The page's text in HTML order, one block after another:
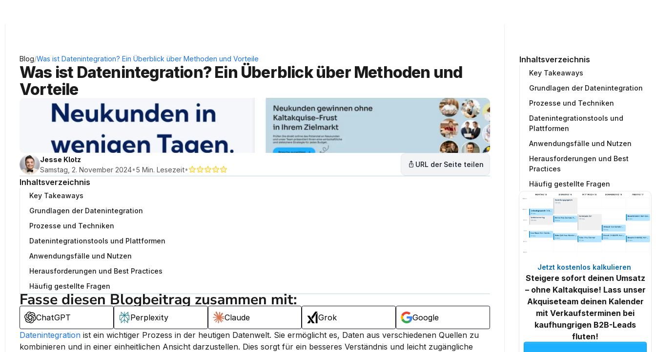
Inhaltsverzeichnis
Key Takeaways
Grundlagen der Datenintegration
Prozesse und Techniken
Datenintegrationstools und
Plattformen
Anwendungsfälle und Nutzen
Herausforderungen und Best
Practices
Häufig gestellte Fragen
Jetzt kostenlos kalkulieren
Steigere sofort deinen Umsatz
– ohne Kaltakquise! Lass unser
Akquiseteam deinen Kalender
mit Verkaufsterminen bei
kaufhungrigen B2B-Leads
fluten!
Blog/Was ist Datenintegration? Ein Überblick über Methoden und Vorteile
Was ist Datenintegration? Ein Überblick über Methoden und
Vorteile
Jesse Klotz
Samstag, 2. November 2024•5 Min. Lesezeit•
URL der Seite teilen
Inhaltsverzeichnis
Key Takeaways
Grundlagen der Datenintegration
Prozesse und Techniken
Datenintegrationstools und Plattformen
Anwendungsfälle und Nutzen
Herausforderungen und Best Practices
Häufig gestellte Fragen
Fasse diesen Blogbeitrag zusammen mit:
ChatGPT Perplexity Claude Grok
Google
Datenintegration ist ein wichtiger Prozess in der heutigen Datenwelt. Sie ermöglicht es, Daten aus verschiedenen Quellen zu
kombinieren und in einer einheitlichen Ansicht darzustellen. Dies sorgt für ein besseres Verständnis und leicht zugängliche